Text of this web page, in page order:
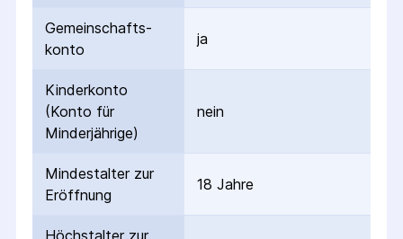
Gemeinschafts­
konto
ja
Kinderkonto
(Konto für
Minderjährige)
nein
Mindestalter zur
Eröffnung
18 Jahre
Höchstalter zur